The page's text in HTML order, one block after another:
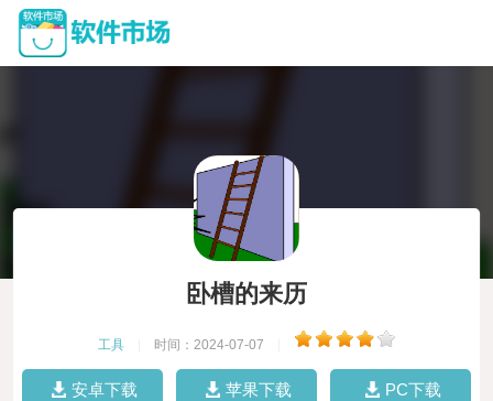
卧槽的来历
工具 时间：2024-07-07
安卓下载 苹果下载 PC下载